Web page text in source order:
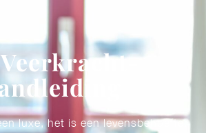
luxe, het is een levensbehoefte.